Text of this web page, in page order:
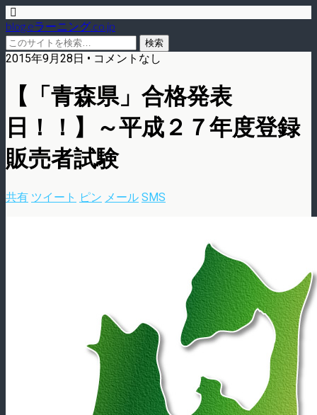
blog.eラーニング.co.jp
2015年9月28日 • コメントなし
【「青森県」合格発表
日！！】～平成２７年度登録
販売者試験
共有 ツイート ピン メール SMS